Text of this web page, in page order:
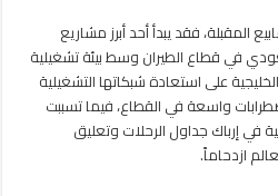
المقبلة، فقد يبدأ أحد أبرز مشاريع
في قطاع الطيران وسط بيئة تشغيلية
على استعادة شبكاتها التشغيلية
واسعة في القطاع، فيما تسببت
في إرباك جداول الرحلات وتعليق
ازدحاماً.